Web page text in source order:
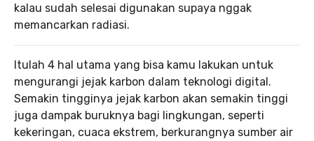
kalau sudah selesai digunakan supaya nggak
memancarkan radiasi.
Itulah 4 hal utama yang bisa kamu lakukan untuk
mengurangi jejak karbon dalam teknologi digital.
Semakin tingginya jejak karbon akan semakin tinggi
juga dampak buruknya bagi lingkungan, seperti
kekeringan, cuaca ekstrem, berkurangnya sumber air